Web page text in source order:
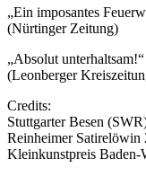
„Ein imposantes
(Nürtinger Zeitung)
„Absolut unterhaltsam!“
(Leonberger
Credits:
Stuttgarter Besen
Reinheimer Satirelöwin
Kleinkunstpreis Baden-